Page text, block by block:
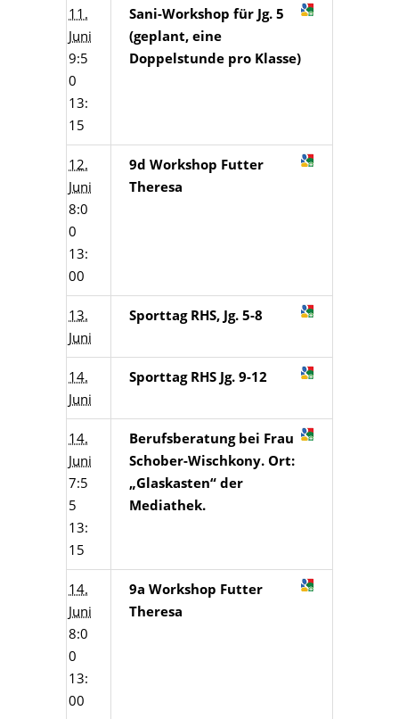
11.
Juni
9:5
0
13:
15
Sani-Workshop für Jg. 5
(geplant, eine
Doppelstunde pro Klasse)
12.
Juni
8:0
0
13:
00
9d Workshop Futter
Theresa
13.
Juni
Sporttag RHS, Jg. 5-8
14.
Juni
Sporttag RHS Jg. 9-12
14.
Juni
7:5
5
13:
15
Berufsberatung bei Frau
Schober-Wischkony. Ort:
„Glaskasten“ der
Mediathek.
14.
Juni
8:0
0
13:
00
9a Workshop Futter
Theresa